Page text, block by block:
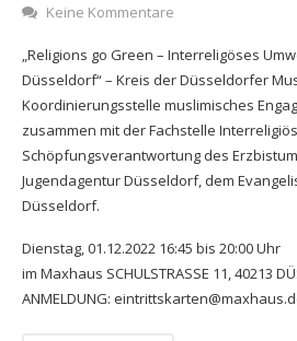
Keine Kommentare
„Religions go Green – Interreligöses
Düsseldorf“ – Kreis der Düsseldorfer
Koordinierungsstelle muslimisches
zusammen mit der Fachstelle
Schöpfungsverantwortung des
Jugendagentur Düsseldorf, dem
Düsseldorf.
Dienstag, 01.12.2022 16:45 bis 20:00 Uhr
im Maxhaus SCHULSTRASSE 11, 40213
ANMELDUNG: